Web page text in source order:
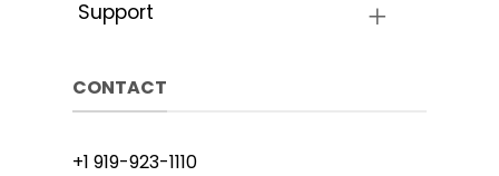
Support
CONTACT
+1 919-923-1110